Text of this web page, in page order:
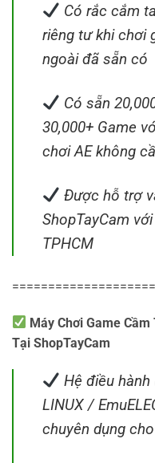
Có rắc cắm
riêng tư khi chơi
ngoài đã sẵn có
Có sẵn
30,000+ Game
chơi AE không
Được hỗ trợ
ShopTayCam
TPHCM
Máy Chơi Game
Tại ShopTayCam
Hệ điều
LINUX /
chuyên dụng